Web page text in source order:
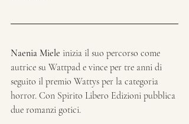
Naenia Miele inizia il suo percorso come
autrice su Wattpad e vince per tre anni di
seguito il premio Wattys per la categoria
horror. Con Spirito Libero Edizioni pubblica
due romanzi gotici.